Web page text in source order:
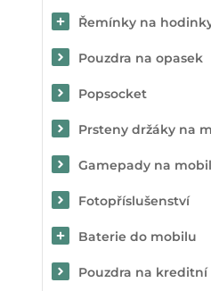
Řemínky na
Pouzdra na opasek
Popsocket
Prsteny držáky na
Gamepady na mobil
Fotopříslušenství
Baterie do mobilu
Pouzdra na